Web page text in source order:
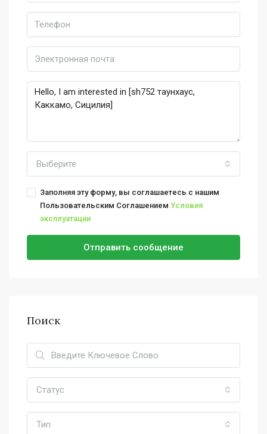
Выберите
Заполняя эту форму, вы соглашаетесь с нашим
Пользовательским Соглашением Условия
эксплуатации
Отправить сообщение
Поиск
Статус
Тип